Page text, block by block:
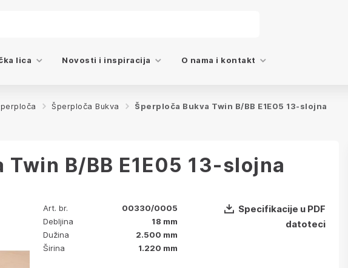
lica Novosti i inspiracija O nama i kontakt
Šperploča Bukva Šperploča Bukva Twin B/BB E1E05 13-slojna
B/BB E1E05 13-slojna
Art. br.
00330/0005
Debljina
18 mm
Dužina
2.500 mm
Širina
1.220 mm
Specifikacije u PDF
datoteci